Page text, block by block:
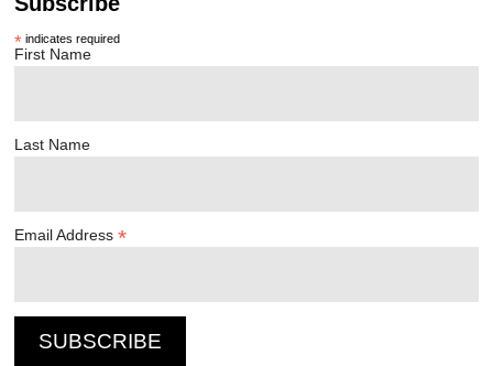
* indicates required
First Name
Last Name
Email Address*